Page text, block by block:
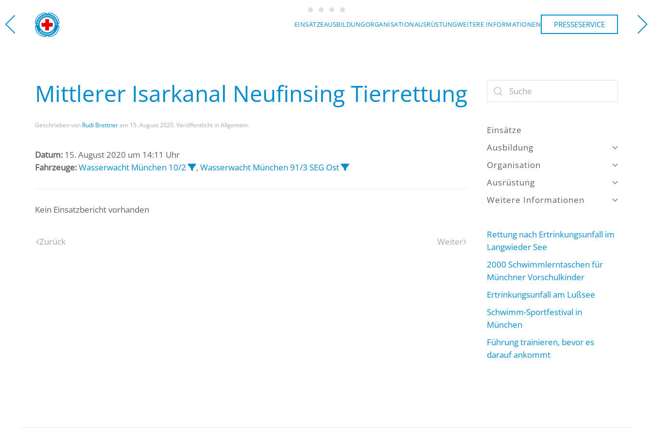
Zum Hauptinhalt springen EINSÄTZEAUSBILDUNGORGANISATIONAUSRÜSTUNGWEITERE INFORMATIONEN PRESSESERVICE
Wasserwacht München
Wasserwacht München
Wasserwacht München
Mittlerer Isarkanal Neufinsing Tierrettung
Geschrieben von Rudi Brettneram 15. August 2020. Veröffentlicht in Allgemein.
Datum: 15. August 2020 um 14:11 Uhr
Fahrzeuge:Wasserwacht München 10/2 , Wasserwacht München 91/3 SEG Ost
Kein Einsatzbericht vorhanden
Zurück Weiter
Einsätze
Ausbildung
Organisation
Ausrüstung
Weitere Informationen
Rettung nach Ertrinkungsunfall im
Langwieder See
2000 Schwimmlerntaschen für
Münchner Vorschulkinder
Ertrinkungsunfall am Lußsee
Schwimm-Sportfestival in
München
Führung trainieren, bevor es
darauf ankommt